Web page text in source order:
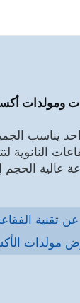
النانوية
عالية الحجم
تقنية الفقاعة
مولدات